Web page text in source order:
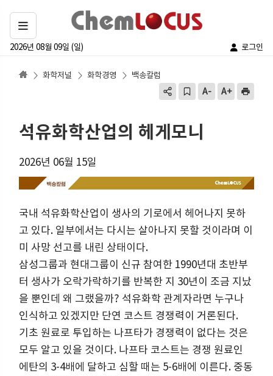
2026년 08월 09일 (일) 로그인
화학저널 화학경영 백송칼럼
석유화학산업의 헤게모니
2026년 06월 15일
국내 석유화학산업이 생사의 기로에서 헤어나지 못하
고 있다. 일부에서는 다시는 살아나지 못할 것이라며 이
미 사망 선고를 내린 상태이다.
삼성그룹과 현대그룹이 신규 참여한 1990년대 초반부
터 생사가 오락가락하기를 반복한 지 30년이 조금 지났
을 뿐인데 왜 그랬을까? 석유화학 관계자라면 누구나
인식하고 있겠지만 단연 코스트 경쟁력이 거론된다.
기초 원료로 투입하는 나프타가 경쟁력이 없다는 것은
모두 알고 있을 것이다. 나프타 코스트는 경쟁 원료인
에탄의 3-4배에 달하고 심할 때는 5-6배에 이른다. 중동